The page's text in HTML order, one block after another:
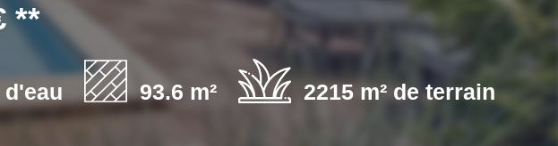
**
93.6 m² 2215 m² de terrain